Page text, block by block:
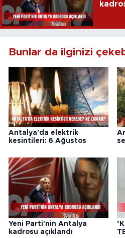
Bunlar da ilginizi
Antalya'da elektrik
kesintileri: 6 Ağustos
Yeni Parti'nin Antalya
kadrosu açıklandı